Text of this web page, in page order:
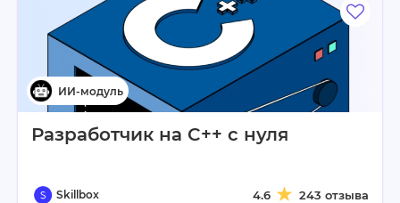
Разработчик на C++ с нуля
Skillbox 4.6 243 отзыва